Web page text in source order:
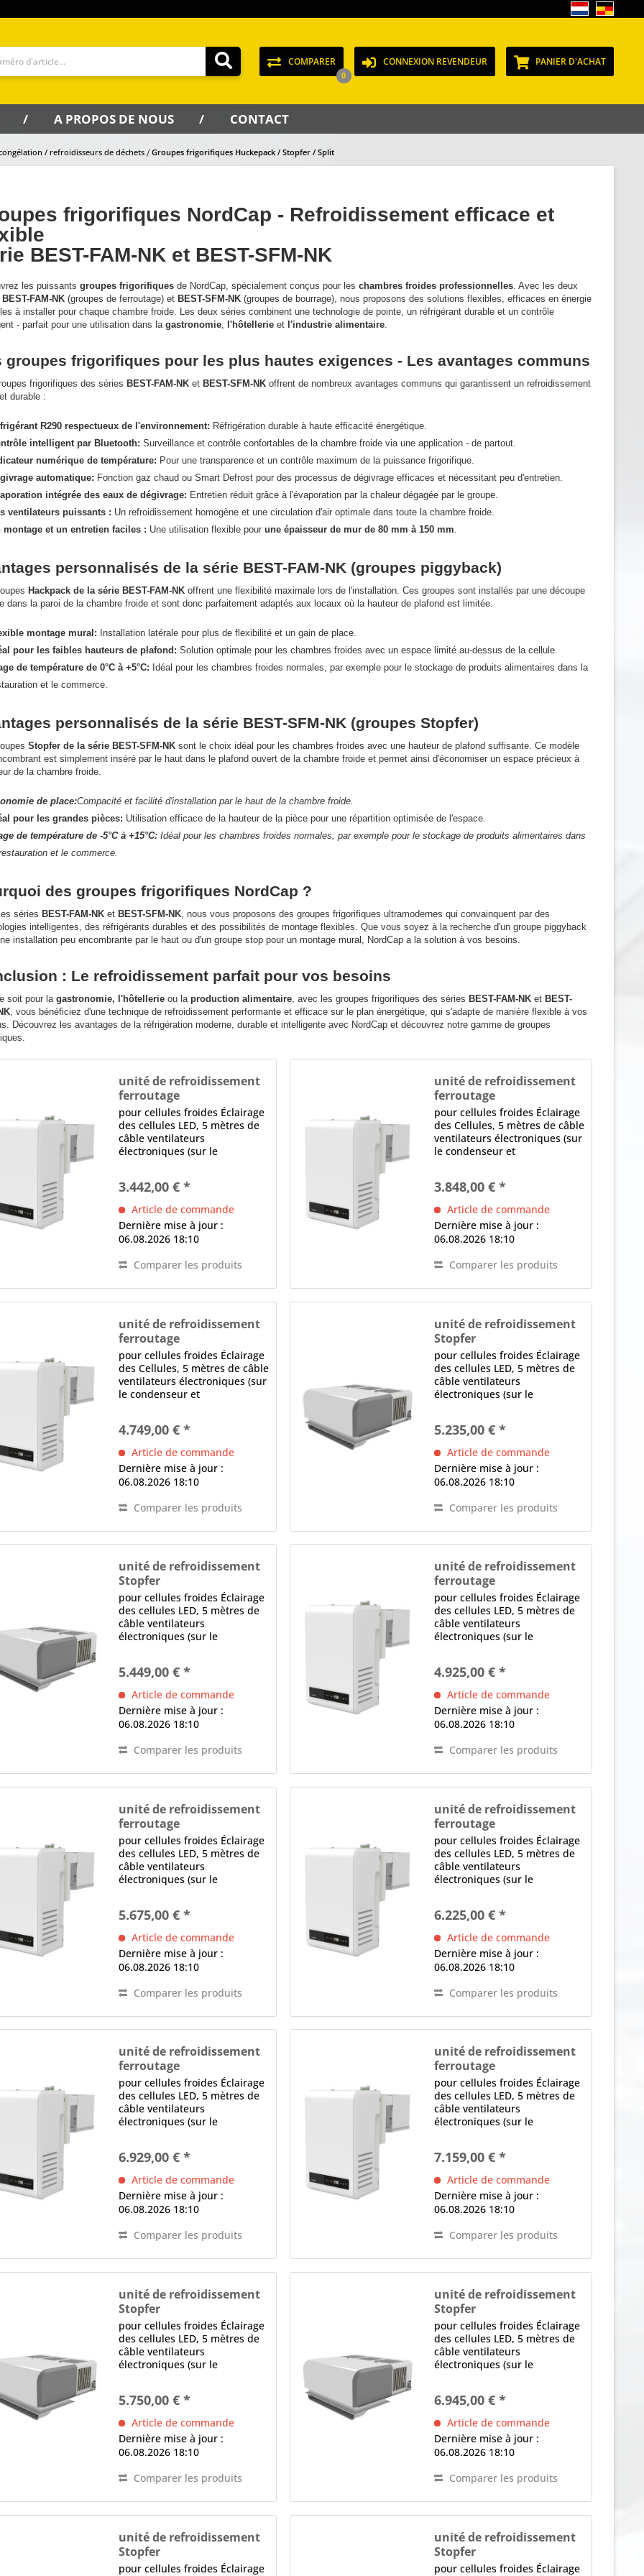
COMPARER
0
CONNEXION REVENDEUR PANIER D'ACHAT
A PROPOS DE NOUS CONTACT
/ refroidisseurs de déchets Groupes frigorifiques Huckepack / Stopfer / Split
frigorifiques NordCap - Refroidissement efficace et
BEST-FAM-NK et BEST-SFM-NK
les puissants groupes frigorifiques de NordCap, spécialement conçus pour les chambres froides professionnelles. Avec les deux
BEST-FAM-NK (groupes de ferroutage) et BEST-SFM-NK (groupes de bourrage), nous proposons des solutions flexibles, efficaces en énergie
à installer pour chaque chambre froide. Les deux séries combinent une technologie de pointe, un réfrigérant durable et un contrôle
- parfait pour une utilisation dans la gastronomie, l'hôtellerie et l'industrie alimentaire.
groupes frigorifiques pour les plus hautes exigences - Les avantages communs
frigorifiques des séries BEST-FAM-NK et BEST-SFM-NK offrent de nombreux avantages communs qui garantissent un refroidissement
durable :
R290 respectueux de l'environnement: Réfrigération durable à haute efficacité énergétique.
intelligent par Bluetooth: Surveillance et contrôle confortables de la chambre froide via une application - de partout.
numérique de température: Pour une transparence et un contrôle maximum de la puissance frigorifique.
automatique: Fonction gaz chaud ou Smart Defrost pour des processus de dégivrage efficaces et nécessitant peu d'entretien.
intégrée des eaux de dégivrage: Entretien réduit grâce à l'évaporation par la chaleur dégagée par le groupe.
ventilateurs puissants : Un refroidissement homogène et une circulation d'air optimale dans toute la chambre froide.
montage et un entretien faciles : Une utilisation flexible pour une épaisseur de mur de 80 mm à 150 mm.
personnalisés de la série BEST-FAM-NK (groupes piggyback)
Hackpack de la série BEST-FAM-NK offrent une flexibilité maximale lors de l'installation. Ces groupes sont installés par une découpe
dans la paroi de la chambre froide et sont donc parfaitement adaptés aux locaux où la hauteur de plafond est limitée.
montage mural: Installation latérale pour plus de flexibilité et un gain de place.
pour les faibles hauteurs de plafond: Solution optimale pour les chambres froides avec un espace limité au-dessus de la cellule.
de température de 0°C à +5°C: Idéal pour les chambres froides normales, par exemple pour le stockage de produits alimentaires dans la
et le commerce.
personnalisés de la série BEST-SFM-NK (groupes Stopfer)
Stopfer de la série BEST-SFM-NK sont le choix idéal pour les chambres froides avec une hauteur de plafond suffisante. Ce modèle
est simplement inséré par le haut dans le plafond ouvert de la chambre froide et permet ainsi d'économiser un espace précieux à
de la chambre froide.
de place:Compacité et facilité d'installation par le haut de la chambre froide.
pour les grandes pièces: Utilisation efficace de la hauteur de la pièce pour une répartition optimisée de l'espace.
de température de -5°C à +15°C: Idéal pour les chambres froides normales, par exemple pour le stockage de produits alimentaires dans
et le commerce.
des groupes frigorifiques NordCap ?
séries BEST-FAM-NK et BEST-SFM-NK, nous vous proposons des groupes frigorifiques ultramodernes qui convainquent par des
intelligentes, des réfrigérants durables et des possibilités de montage flexibles. Que vous soyez à la recherche d'un groupe piggyback
installation peu encombrante par le haut ou d'un groupe stop pour un montage mural, NordCap a la solution à vos besoins.
: Le refroidissement parfait pour vos besoins
soit pour lagastronomie, l'hôtellerie ou la production alimentaire, avec les groupes frigorifiques des séries BEST-FAM-NK et BEST-
, vous bénéficiez d'une technique de refroidissement performante et efficace sur le plan énergétique, qui s'adapte de manière flexible à vos
Découvrez les avantages de la réfrigération moderne, durable et intelligente avec NordCap et découvrez notre gamme de groupes
unité de refroidissement
ferroutage
BEST-FAM 008-NK
pour cellules froides Éclairage
des cellules LED, 5 mètres de
câble ventilateurs
électroniques (sur le
LED, logiciel programmable,
Dégivrage intelligent,
Détecteur de fuite,...
3.442,00 € *
Article de commande
Dernière mise à jour :
06.08.2026 18:10
Comparer les produits
unité de refroidissement
ferroutage
BEST-FAM 011-NK
pour cellules froides Éclairage
des Cellules, 5 mètres de câble
ventilateurs électroniques (sur
le condenseur et
logiciel programmable,
Dégivrage intelligent,
Détecteur de fuite,...
3.848,00 € *
Article de commande
Dernière mise à jour :
06.08.2026 18:10
Comparer les produits
unité de refroidissement
ferroutage
BEST-FAM 017-NK
pour cellules froides Éclairage
des Cellules, 5 mètres de câble
ventilateurs électroniques (sur
le condenseur et
logiciel programmable,
Dégivrage intelligent,
Détecteur de fuite,...
4.749,00 € *
Article de commande
Dernière mise à jour :
06.08.2026 18:10
Comparer les produits
unité de refroidissement
Stopfer
BEST-SFM 008-NK
pour cellules froides Éclairage
des cellules LED, 5 mètres de
câble ventilateurs
électroniques (sur le
LED, logiciel programmable,
Dégivrage intelligent,
Détecteur de fuite,...
5.235,00 € *
Article de commande
Dernière mise à jour :
06.08.2026 18:10
Comparer les produits
unité de refroidissement
Stopfer
BEST-SFM 010-NK
pour cellules froides Éclairage
des cellules LED, 5 mètres de
câble ventilateurs
électroniques (sur le
LED, logiciel programmable,
Dégivrage intelligent,
Détecteur de fuite,...
5.449,00 € *
Article de commande
Dernière mise à jour :
06.08.2026 18:10
Comparer les produits
unité de refroidissement
ferroutage
BEST-FAM 024-NK
pour cellules froides Éclairage
des cellules LED, 5 mètres de
câble ventilateurs
électroniques (sur le
LED, logiciel programmable,
Dégivrage intelligent,
Détecteur de fuite,...
4.925,00 € *
Article de commande
Dernière mise à jour :
06.08.2026 18:10
Comparer les produits
unité de refroidissement
ferroutage
BEST-FAM 032-NK
pour cellules froides Éclairage
des cellules LED, 5 mètres de
câble ventilateurs
électroniques (sur le
LED, logiciel programmable,
Dégivrage intelligent,
Détecteur de fuite,...
5.675,00 € *
Article de commande
Dernière mise à jour :
06.08.2026 18:10
Comparer les produits
unité de refroidissement
ferroutage
BEST-FAM 041-NK
pour cellules froides Éclairage
des cellules LED, 5 mètres de
câble ventilateurs
électroniques (sur le
LED, logiciel programmable,
Dégivrage intelligent,
Détecteur de fuite,...
6.225,00 € *
Article de commande
Dernière mise à jour :
06.08.2026 18:10
Comparer les produits
unité de refroidissement
ferroutage
BEST-FAM 044-NK
pour cellules froides Éclairage
des cellules LED, 5 mètres de
câble ventilateurs
électroniques (sur le
LED, logiciel programmable,
Dégivrage intelligent,
Détecteur de fuite,...
6.929,00 € *
Article de commande
Dernière mise à jour :
06.08.2026 18:10
Comparer les produits
unité de refroidissement
ferroutage
BEST-FAM 056-NK
pour cellules froides Éclairage
des cellules LED, 5 mètres de
câble ventilateurs
électroniques (sur le
LED, logiciel programmable,
Dégivrage intelligent,
Détecteur de fuite,...
7.159,00 € *
Article de commande
Dernière mise à jour :
06.08.2026 18:10
Comparer les produits
unité de refroidissement
Stopfer
BEST-SFM 013-NK
pour cellules froides Éclairage
des cellules LED, 5 mètres de
câble ventilateurs
électroniques (sur le
LED, logiciel programmable,
Dégivrage intelligent,
Détecteur de fuite,...
5.750,00 € *
Article de commande
Dernière mise à jour :
06.08.2026 18:10
Comparer les produits
unité de refroidissement
Stopfer
BEST-SFM 019-NK
pour cellules froides Éclairage
des cellules LED, 5 mètres de
câble ventilateurs
électroniques (sur le
LED, logiciel programmable,
Dégivrage intelligent,
Détecteur de fuite,...
6.945,00 € *
Article de commande
Dernière mise à jour :
06.08.2026 18:10
Comparer les produits
unité de refroidissement
Stopfer
BEST-SFM 023-NK
pour cellules froides Éclairage
unité de refroidissement
Stopfer
BEST-SFM 036-NK
pour cellules froides Éclairage